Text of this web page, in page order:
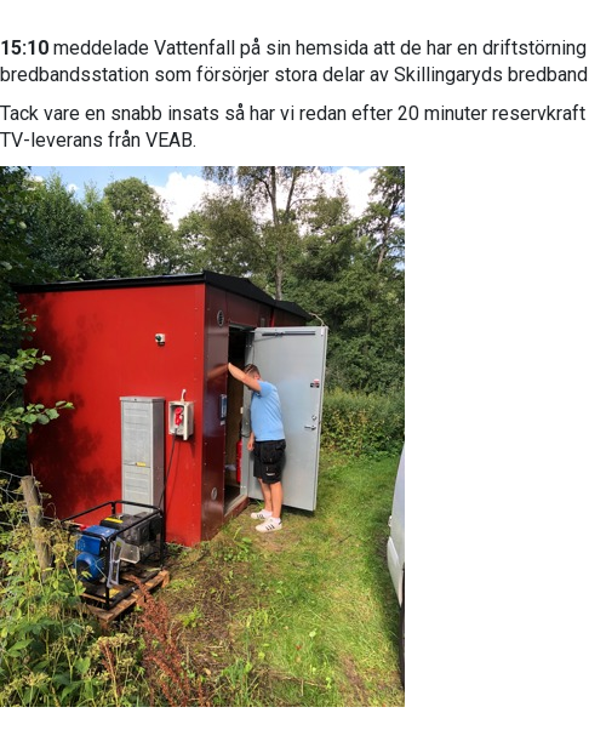
15:10 meddelade Vattenfall på sin hemsida att de har en
bredbandsstation som försörjer stora delar av Skillingaryds
Tack vare en snabb insats så har vi redan efter 20 minuter
TV-leverans från VEAB.